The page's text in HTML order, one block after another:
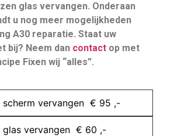
glas vervangen. Onderaan
u nog meer mogelijkheden
A30 reparatie. Staat uw
bij? Neem dan contact op met
Fixen wij “alles”.
scherm vervangen € 95 ,-
glas vervangen € 60 ,-